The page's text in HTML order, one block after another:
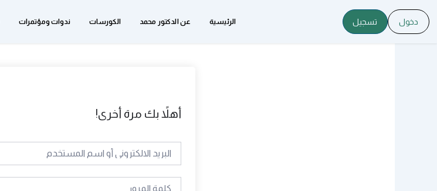
إلى
المحتوى
تسجيل دخول الرئيسية عن الدكتور محمد الكورسات ندوات ومؤتمرات
أهلاً بك مرة أخرى!